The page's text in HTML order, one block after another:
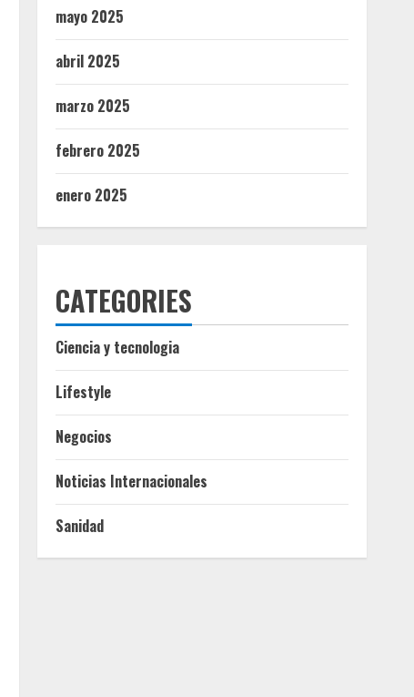
mayo 2025
abril 2025
marzo 2025
febrero 2025
enero 2025
CATEGORIES
Ciencia y tecnologia
Lifestyle
Negocios
Noticias Internacionales
Sanidad